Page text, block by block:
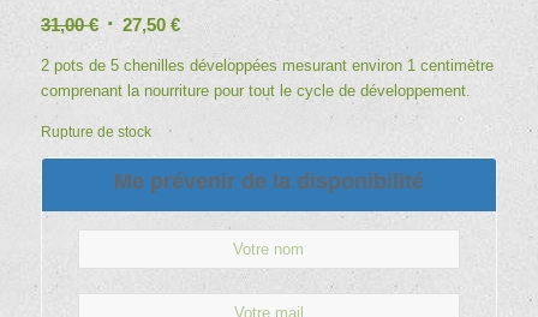
sur 5 basé
15
notations
client
31,00€ Le
initial
31,00 €.
27,50 €Le
actuel
27,50 €.
2 pots de 5 chenilles développées mesurant environ 1 centimètre
comprenant la nourriture pour tout le cycle de développement.
Rupture de stock
Me prévenir de la disponibilité